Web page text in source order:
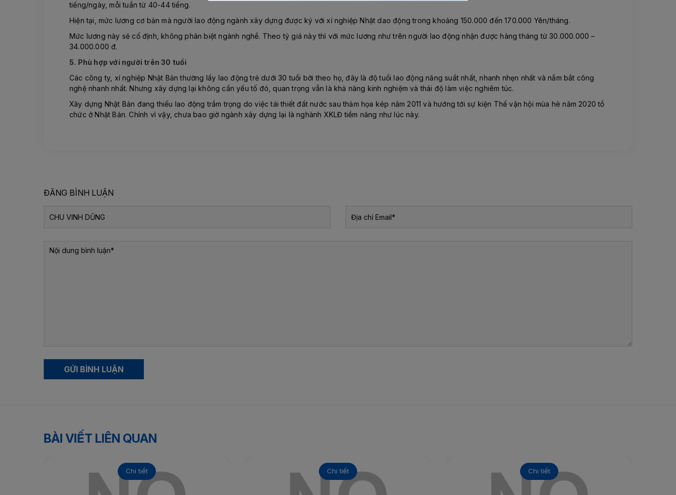
tiếng/ngày, mỗi tuần từ 40-44 tiếng.
Hiện tại, mức lương cơ bản mà người lao động ngành xây dựng được ký với xí nghiệp Nhật dao động trong khoảng 150.000 đến 170.000 Yên/tháng.
Mức lương này sẽ cố định, không phân biệt ngành nghề. Theo tỷ giá này thì với mức lương như trên người lao động nhận được hàng tháng từ 30.000.000 –
34.000.000 đ.
5. Phù hợp với người trên 30 tuổi
Các công ty, xí nghiệp Nhật Bản thường lấy lao động trẻ dưới 30 tuổi bởi theo họ, đây là độ tuổi lao động năng suất nhất, nhanh nhẹn nhất và nắm bắt công
nghệ nhanh nhất. Nhưng xây dựng lại không cần yếu tố đó, quan trọng vẫn là khả năng kinh nghiệm và thái độ làm việc nghiêm túc.
Xây dựng Nhật Bản đang thiếu lao động trầm trọng do việc tái thiết đất nước sau thảm họa kép năm 2011 và hướng tới sự kiện Thế vận hội mùa hè năm 2020 tổ
chức ở Nhật Bản. Chính vì vậy, chưa bao giờ ngành xây dựng lại là nghành XKLĐ tiềm năng như lúc này.
ĐĂNG BÌNH LUẬN
GỬI BÌNH LUẬN
BÀI VIẾT LIÊN QUAN
Chi tiết Chi tiết Chi tiết